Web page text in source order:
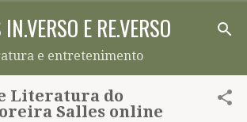
para o conteúdo principal
E RE.VERSO
e entretenimento
Literatura do
Salles online